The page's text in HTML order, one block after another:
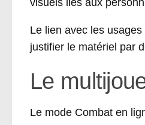
visuels liés aux
Le lien avec les
justifier le matériel par
Le
Le mode Combat en